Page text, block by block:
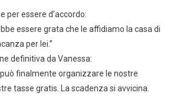
per essere d’accordo:
essere grata che le affidiamo la casa di
per lei.”
definitiva da Vanessa:
finalmente organizzare le nostre
tasse gratis. La scadenza si avvicina.